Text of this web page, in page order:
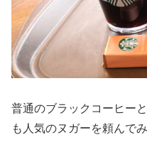
普通のブラックコーヒー
も人気のヌガーを頼んでみ